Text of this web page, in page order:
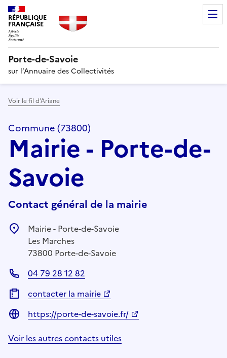
RÉPUBLIQUE
FRANÇAISE
Porte-de-Savoie
sur l’Annuaire des Collectivités
Voir le fil d’Ariane
Commune (73800)
Mairie - Porte-de-
Savoie
Contact général de la mairie
Mairie - Porte-de-Savoie
Les Marches
73800 Porte-de-Savoie
04 79 28 12 82
contacter la mairie
https://porte-de-savoie.fr/
Voir les autres contacts utiles